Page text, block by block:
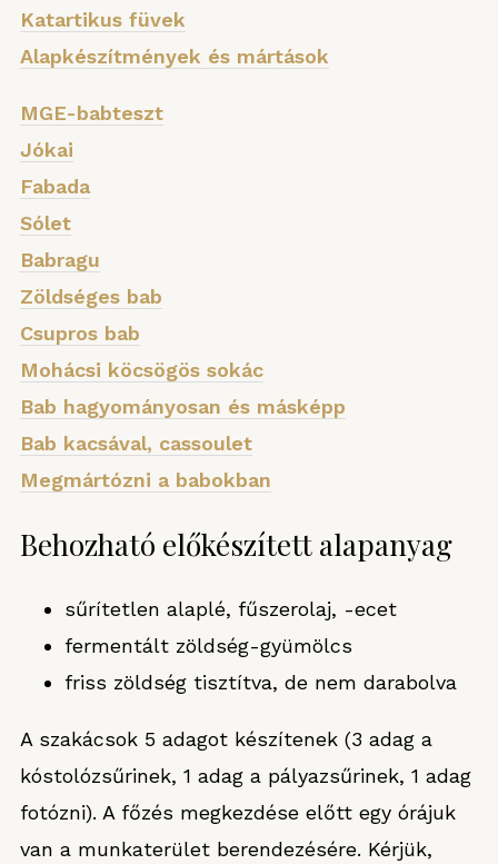
Katartikus füvek
Alapkészítmények és mártások
MGE-babteszt
Jókai
Fabada
Sólet
Babragu
Zöldséges bab
Csupros bab
Mohácsi köcsögös sokác
Bab hagyományosan és másképp
Bab kacsával, cassoulet
Megmártózni a babokban
Behozható előkészített alapanyag
sűrítetlen alaplé, fűszerolaj, -ecet
fermentált zöldség-gyümölcs
friss zöldség tisztítva, de nem darabolva
A szakácsok 5 adagot készítenek (3 adag a
kóstolózsűrinek, 1 adag a pályazsűrinek, 1 adag
fotózni). A főzés megkezdése előtt egy órájuk
van a munkaterület berendezésére. Kérjük,